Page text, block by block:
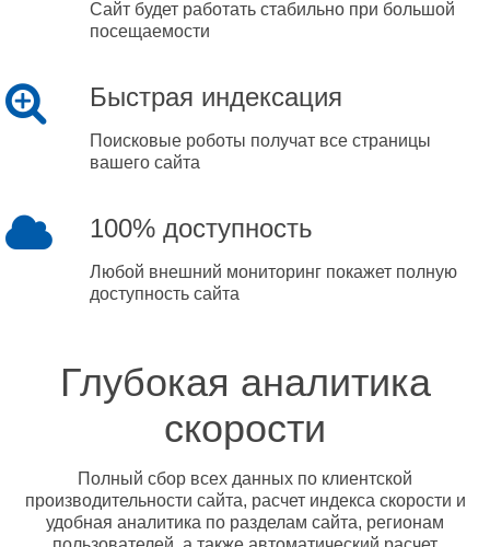
Сайт будет работать стабильно при большой
посещаемости
Быстрая индексация
Поисковые роботы получат все страницы
вашего сайта
100% доступность
Любой внешний мониторинг покажет полную
доступность сайта
Глубокая аналитика
скорости
Полный сбор всех данных по клиентской
производительности сайта, расчет индекса скорости и
удобная аналитика по разделам сайта, регионам